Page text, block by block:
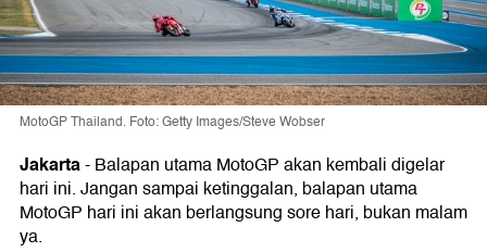
MotoGP Thailand. Foto: Getty Images/Steve Wobser
Jakarta-Balapan utama MotoGP akan kembali digelar
hari ini. Jangan sampai ketinggalan, balapan utama
MotoGP hari ini akan berlangsung sore hari, bukan malam
ya.